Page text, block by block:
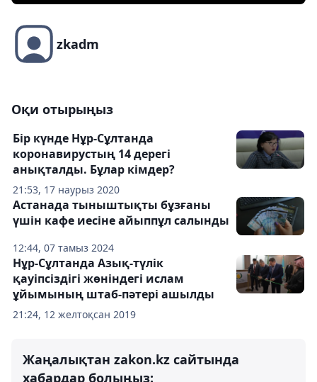
zkadm
Оқи отырыңыз
21:53, 17 наурыз 2020
Бір күнде Нұр-Сұлтанда
коронавирустың 14 дерегі
анықталды. Бұлар кімдер?
12:44, 07 тамыз 2024
Астанада тыныштықты бұзғаны
үшін кафе иесіне айыппұл салынды
21:24, 12 желтоқсан 2019
Нұр-Сұлтанда Азық-түлік
қауіпсіздігі жөніндегі ислам
ұйымының штаб-пәтері ашылды
Жаңалықтан zakon.kz сайтында
хабардар болыңыз: